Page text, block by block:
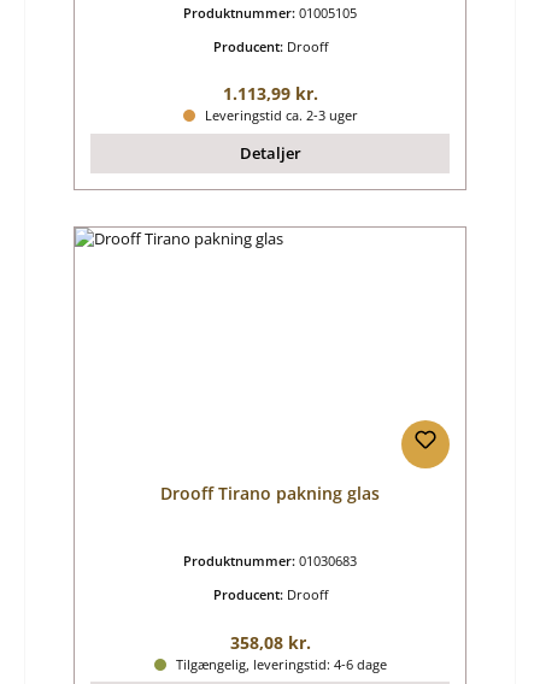
Produktnummer: 01005105
Producent: Drooff
Almindelig pris:
1.113,99 kr.
Leveringstid ca. 2-3 uger
Detaljer
Drooff Tirano pakning glas
Produktnummer: 01030683
Producent: Drooff
Almindelig pris:
358,08 kr.
Tilgængelig, leveringstid: 4-6 dage